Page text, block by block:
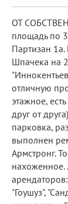
ОТ
площадь по
Партизан
Шпачека на
отличную
этажное,
друг от
парковка,
выполнен
Армстронг.
нахоженное.
"Гоушуз",